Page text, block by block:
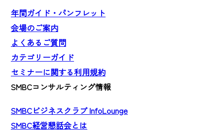
年間ガイド・パンフレット
会場のご案内
よくあるご質問
カテゴリーガイド
セミナーに関する利用規約
SMBCコンサルティング情報
SMBCビジネスクラブ InfoLounge
SMBC経営懇話会とは